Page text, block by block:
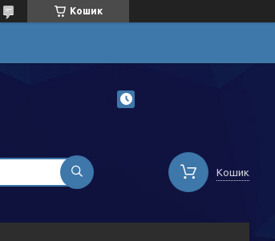
Кошик
Кошик